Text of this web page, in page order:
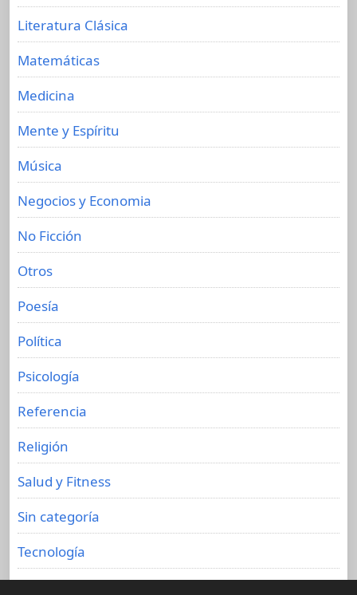
Literatura Clásica
Matemáticas
Medicina
Mente y Espíritu
Música
Negocios y Economia
No Ficción
Otros
Poesía
Política
Psicología
Referencia
Religión
Salud y Fitness
Sin categoría
Tecnología